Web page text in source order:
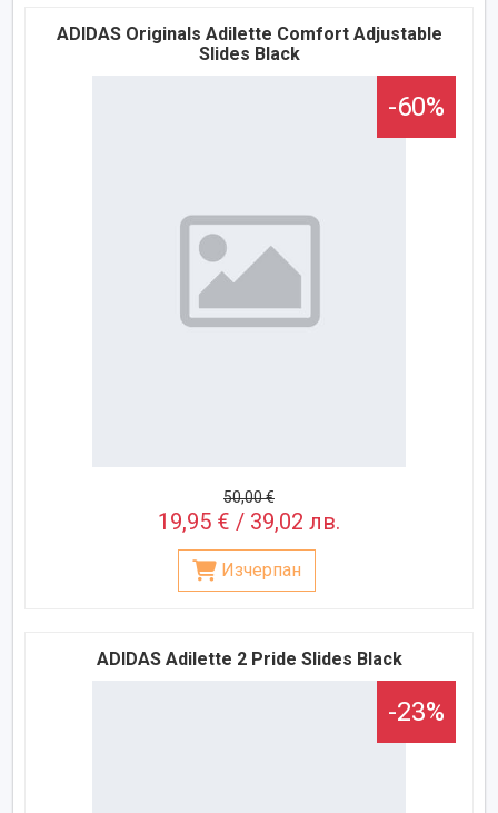
ADIDAS Originals Adilette Comfort Adjustable
Slides Black
-60%
50,00 €
19,95 € / 39,02 лв.
Изчерпан
ADIDAS Adilette 2 Pride Slides Black
-23%